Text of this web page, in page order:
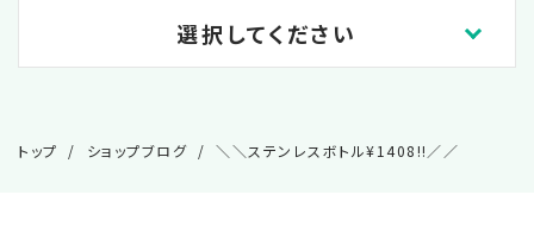
選択してください
トップ ショップブログ ＼＼ステンレスボトル¥1408‼️／／